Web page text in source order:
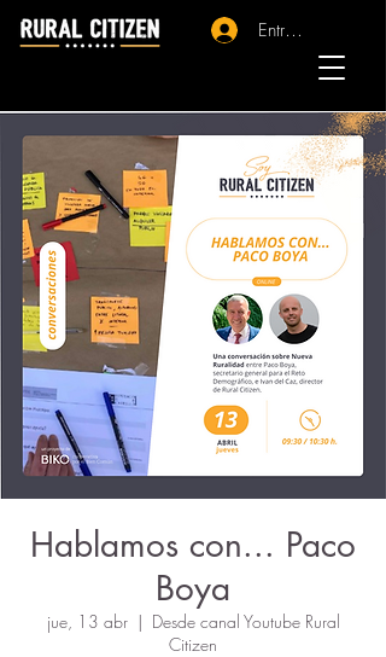
Entrar - Registro
Hablamos con... Paco
Boya
jue, 13 abr
  |
Desde canal Youtube Rural
Citizen